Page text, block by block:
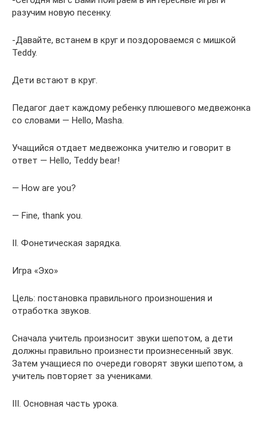
разучим новую песенку.
-Давайте, встанем в круг и поздороваемся с мишкой
Teddy.
Дети встают в круг.
Педагог дает каждому ребенку плюшевого медвежонка
со словами — Hello, Masha.
Учащийся отдает медвежонка учителю и говорит в
ответ — Hello, Teddy bear!
— How are you?
— Fine, thank you.
II. Фонетическая зарядка.
Игра «Эхо»
Цель: постановка правильного произношения и
отработка звуков.
Сначала учитель произносит звуки шепотом, а дети
должны правильно произнести произнесенный звук.
Затем учащиеся по очереди говорят звуки шепотом, а
учитель повторяет за учениками.
III. Основная часть урока.